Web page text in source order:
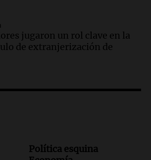
del Paso Internacional
por acumulación de
a 22 días
de Italia realizan
su formación educativa
Universidad de Milán y su
jugaron un rol clave en la
de extranjerización de
Política esquina